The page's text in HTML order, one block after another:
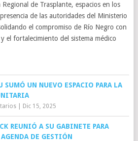
de Trasplante, espacios en los
de las autoridades del Ministerio
el compromiso de Río Negro con
el fortalecimiento del sistema médico
SUMÓ UN NUEVO ESPACIO PARA LA
| Dic 15, 2025
REUNIÓ A SU GABINETE PARA
AGENDA DE GESTIÓN